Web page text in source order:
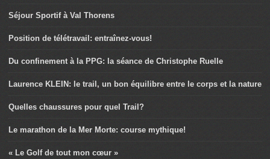
Séjour Sportif à Val Thorens
Position de télétravail: entraînez-vous!
Du confinement à la PPG: la séance de Christophe Ruelle
Laurence KLEIN: le trail, un bon équilibre entre le corps et la nature
Quelles chaussures pour quel Trail?
Le marathon de la Mer Morte: course mythique!
« Le Golf de tout mon cœur »